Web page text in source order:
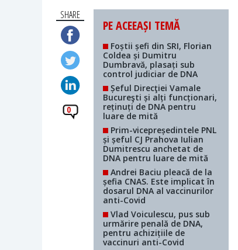
SHARE
0
PE ACEEAȘI TEMĂ
Foștii șefi din SRI, Florian
Coldea și Dumitru
Dumbravă, plasați sub
control judiciar de DNA
Șeful Direcţiei Vamale
Bucureşti și alți funcționari,
reținuți de DNA pentru
luare de mită
Prim-vicepreședintele PNL
și șeful CJ Prahova Iulian
Dumitrescu anchetat de
DNA pentru luare de mită
Andrei Baciu pleacă de la
șefia CNAS. Este implicat în
dosarul DNA al vaccinurilor
anti-Covid
Vlad Voiculescu, pus sub
urmărire penală de DNA,
pentru achizițiile de
vaccinuri anti-Covid